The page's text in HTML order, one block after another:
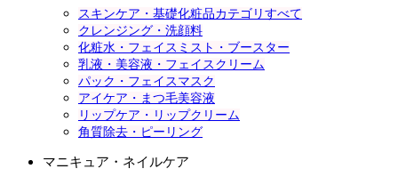
スキンケア・基礎化粧品カテゴリすべて
クレンジング・洗顔料
化粧水・フェイスミスト・ブースター
乳液・美容液・フェイスクリーム
パック・フェイスマスク
アイケア・まつ毛美容液
リップケア・リップクリーム
角質除去・ピーリング
マニキュア・ネイルケア